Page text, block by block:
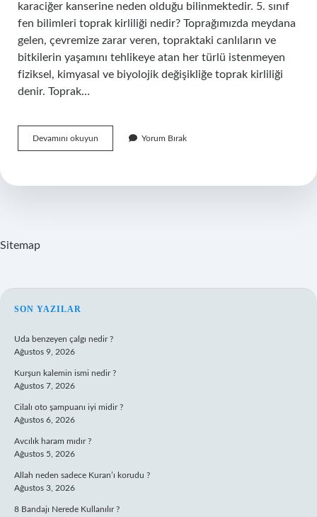
karaciğer kanserine neden olduğu bilinmektedir. 5. sınıf
fen bilimleri toprak kirliliği nedir? Toprağımızda meydana
gelen, çevremize zarar veren, topraktaki canlıların ve
bitkilerin yaşamını tehlikeye atan her türlü istenmeyen
fiziksel, kimyasal ve biyolojik değişikliğe toprak kirliliği
denir. Toprak…
Devamını okuyun
Kirliliği
Olur
Yorum Bırak
Sitemap
SIDEBAR
SON YAZILAR
Uda benzeyen çalgı nedir ?
Ağustos 9, 2026
Kurşun kalemin ismi nedir ?
Ağustos 7, 2026
Cilalı oto şampuanı iyi midir ?
Ağustos 6, 2026
Avcılık haram mıdır ?
Ağustos 5, 2026
Allah neden sadece Kuran’ı korudu ?
Ağustos 3, 2026
8 Bandajı Nerede Kullanılır ?